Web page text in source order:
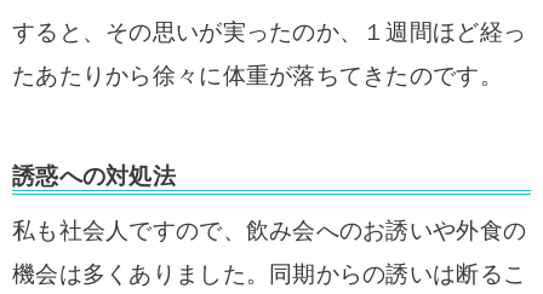
すると、その思いが実ったのか、１週間ほど経っ
たあたりから徐々に体重が落ちてきたのです。
誘惑への対処法
私も社会人ですので、飲み会へのお誘いや外食の
機会は多くありました。同期からの誘いは断るこ